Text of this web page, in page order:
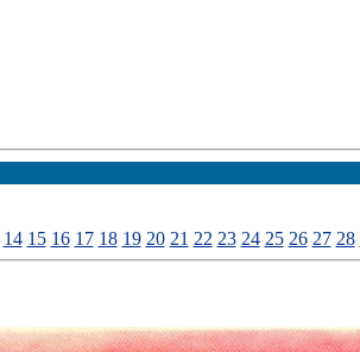
14 15 16 17 18 19 20 21 22 23 24 25 26 27 28